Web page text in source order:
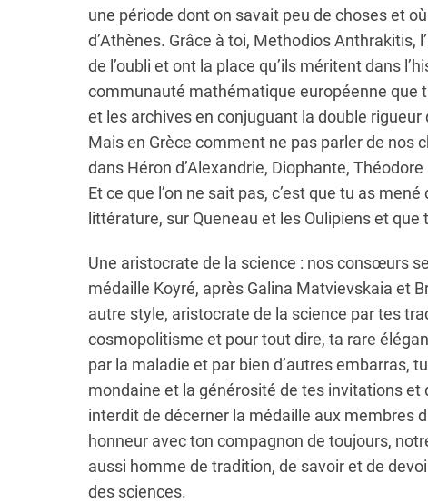
une période dont on savait peu de choses et
d’Athènes. Grâce à toi, Methodios Anthrakitis,
de l’oubli et ont la place qu’ils méritent dans
communauté mathématique européenne que
et les archives en conjuguant la double
Mais en Grèce comment ne pas parler de nos
dans Héron d’Alexandrie, Diophante, Théodore
Et ce que l’on ne sait pas, c’est que tu as
littérature, sur Queneau et les Oulipiens et
Une aristocrate de la science : nos consœurs
médaille Koyré, après Galina Matvievskaia et
autre style, aristocrate de la science par tes
cosmopolitisme et pour tout dire, ta rare
par la maladie et par bien d’autres embarras,
mondaine et la générosité de tes invitations
interdit de décerner la médaille aux membres
honneur avec ton compagnon de toujours,
aussi homme de tradition, de savoir et de
des sciences.